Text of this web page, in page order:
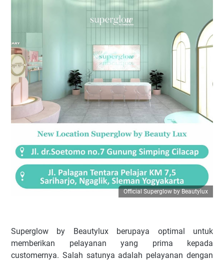
Official Superglow by Beautylux
Superglow by Beautylux berupaya optimal untuk
memberikan pelayanan yang prima kepada
customernya. Salah satunya adalah pelayanan dengan